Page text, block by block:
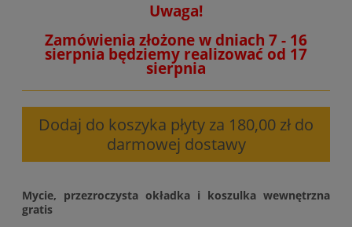
Uwaga!
Zamówienia złożone w dniach 7 - 16
sierpnia będziemy realizować od 17
sierpnia
Dodaj do koszyka płyty za 180,00 zł do
darmowej dostawy
Mycie, przezroczysta okładka i koszulka wewnętrzna
gratis